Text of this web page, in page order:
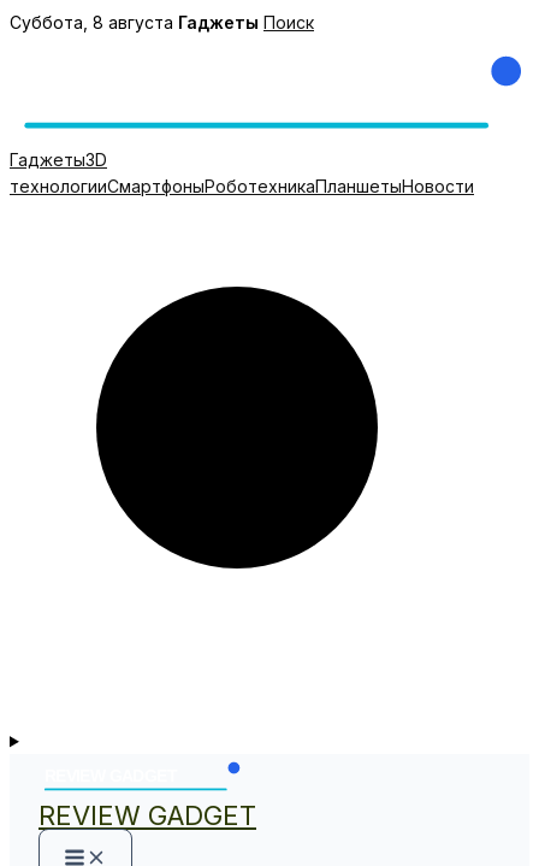
Перейти
Суббота, 8 августа Гаджеты Поиск
Гаджеты3D
технологииСмартфоныРоботехникаПланшетыНовости
REVIEW GADGET